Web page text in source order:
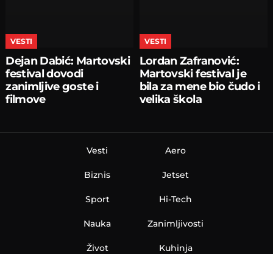
VESTI
Dejan Dabić: Martovski
festival dovodi
zanimljive goste i
filmove
VESTI
Lordan Zafranović:
Martovski festival je
bila za mene bio čudo i
velika škola
Vesti
Biznis
Sport
Nauka
Aero
Jetset
Hi-Tech
Zanimljivosti
Život Kuhinja